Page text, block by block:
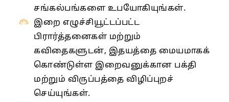
சங்கல்பங்களை உபயோகியுங்கள்.
இறை எழுச்சியூட்டப்பட்ட
பிரார்த்தனைகள் மற்றும்
கவிதைகளுடன், இதயத்தை மையமாகக்
கொண்டுள்ள இறைவனுக்கான பக்தி
மற்றும் விருப்பத்தை விழிப்புறச்
செய்யுங்கள்.